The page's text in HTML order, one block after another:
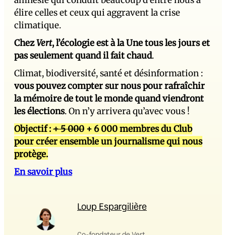
élire celles et ceux qui aggravent la crise
climatique.
ChezVert, l’écologie est à la Une tous les jours et
pas seulement quand il fait chaud.
Climat, biodiversité, santé et désinformation :
vous pouvez compter sur nous pour rafraîchir
la mémoire de tout le monde quand viendront
les élections. On n’y arrivera qu’avec vous !
Objectif :+ 5 000 + 6 000 membres du Club
pour créer ensemble un journalisme qui nous
protège.
En savoir plus
Loup Espargilière